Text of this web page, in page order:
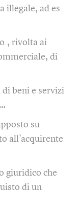
illegale, ad es.
o., rivolta ai
di
beni e servizi
su
all'acquirente
giuridico che
di un